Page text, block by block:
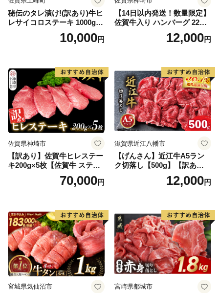
秘伝のタレ漬け!(訳あり)牛ヒ
レサイコロステーキ 1000g
10,000円
【14日以内発送！数量限定】
佐賀牛入り ハンバーグ 22個
2.6kg(120g×22個)【佐賀牛
黒毛和牛 ブランド牛 九州 ハ
気】(H083106)
12,000円
佐賀県神埼市
【訳あり】佐賀牛ヒレステー
キ200g×5枚【佐賀牛 ステー
キ ブランド肉 ヒレ肉 フィレ
肉 ジューシー ヘルシー】(H0
70,000円
滋賀県近江八幡市
【げんさん】近江牛A5ラン
ク切落し【500g】【訳あり】
12,000円
宮城県気仙沼市 宮崎県都城市